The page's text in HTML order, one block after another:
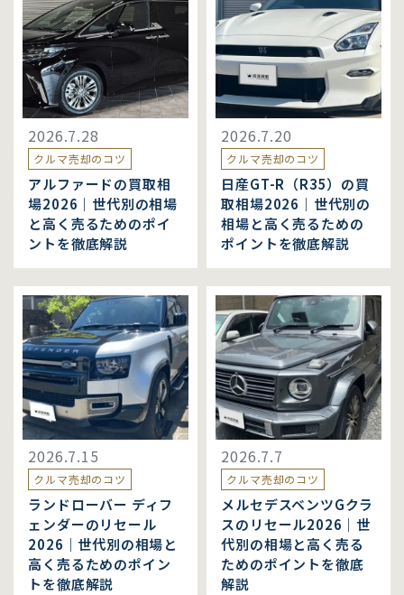
2026.7.28
クルマ売却のコツ
アルファードの買取相
場2026｜世代別の相場
と高く売るためのポイ
ントを徹底解説
2026.7.20
クルマ売却のコツ
日産GT-R（R35）の買
取相場2026｜世代別の
相場と高く売るための
ポイントを徹底解説
2026.7.15
クルマ売却のコツ
ランドローバー ディフ
ェンダーのリセール
2026｜世代別の相場と
高く売るためのポイン
トを徹底解説
2026.7.7
クルマ売却のコツ
メルセデスベンツGクラ
スのリセール2026｜世
代別の相場と高く売る
ためのポイントを徹底
解説